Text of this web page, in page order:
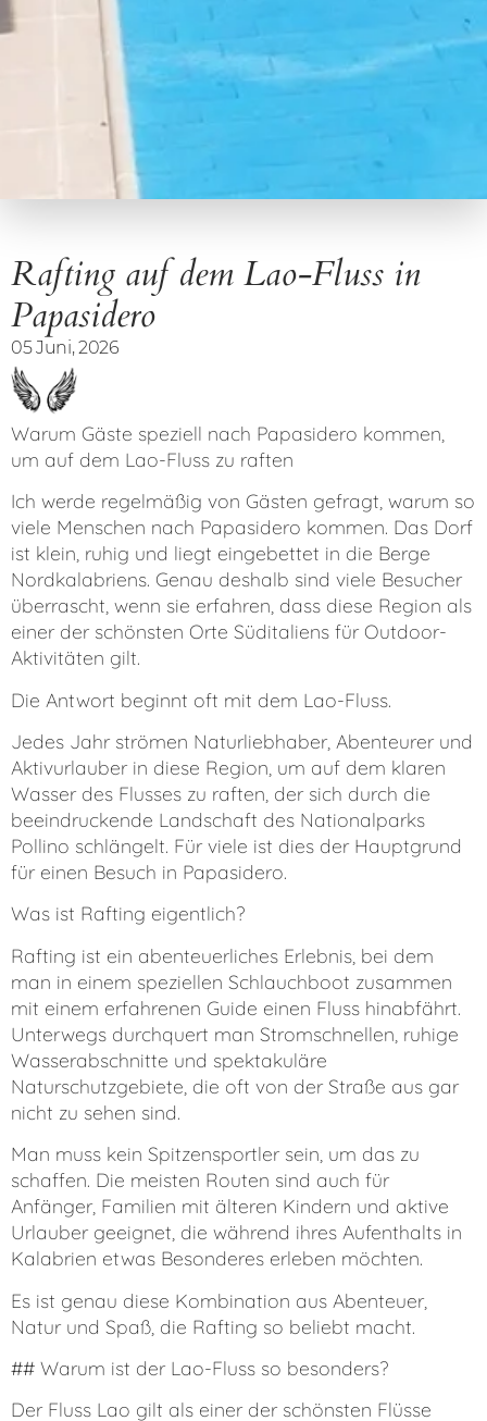
Rafting auf dem Lao-Fluss in
Papasidero
05 Juni, 2026
Warum Gäste speziell nach Papasidero kommen,
um auf dem Lao-Fluss zu raften
Ich werde regelmäßig von Gästen gefragt, warum so
viele Menschen nach Papasidero kommen. Das Dorf
ist klein, ruhig und liegt eingebettet in die Berge
Nordkalabriens. Genau deshalb sind viele Besucher
überrascht, wenn sie erfahren, dass diese Region als
einer der schönsten Orte Süditaliens für Outdoor-
Aktivitäten gilt.
Die Antwort beginnt oft mit dem Lao-Fluss.
Jedes Jahr strömen Naturliebhaber, Abenteurer und
Aktivurlauber in diese Region, um auf dem klaren
Wasser des Flusses zu raften, der sich durch die
beeindruckende Landschaft des Nationalparks
Pollino schlängelt. Für viele ist dies der Hauptgrund
für einen Besuch in Papasidero.
Was ist Rafting eigentlich?
Rafting ist ein abenteuerliches Erlebnis, bei dem
man in einem speziellen Schlauchboot zusammen
mit einem erfahrenen Guide einen Fluss hinabfährt.
Unterwegs durchquert man Stromschnellen, ruhige
Wasserabschnitte und spektakuläre
Naturschutzgebiete, die oft von der Straße aus gar
nicht zu sehen sind.
Man muss kein Spitzensportler sein, um das zu
schaffen. Die meisten Routen sind auch für
Anfänger, Familien mit älteren Kindern und aktive
Urlauber geeignet, die während ihres Aufenthalts in
Kalabrien etwas Besonderes erleben möchten.
Es ist genau diese Kombination aus Abenteuer,
Natur und Spaß, die Rafting so beliebt macht.
## Warum ist der Lao-Fluss so besonders?
Der Fluss Lao gilt als einer der schönsten Flüsse